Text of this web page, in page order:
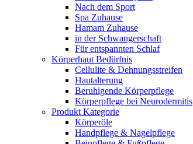
Nach dem Sport
Spa Zuhause
Hamam Zuhause
in der Schwangerschaft
Für entspannten Schlaf
Körperhaut Bedürfnis
Cellulite & Dehnungsstreifen
Hautalterung
Beruhigende Körperpflege
Körperpflege bei Neurodermitis
Produkt Kategorie
Körperöle
Handpflege & Nagelpflege